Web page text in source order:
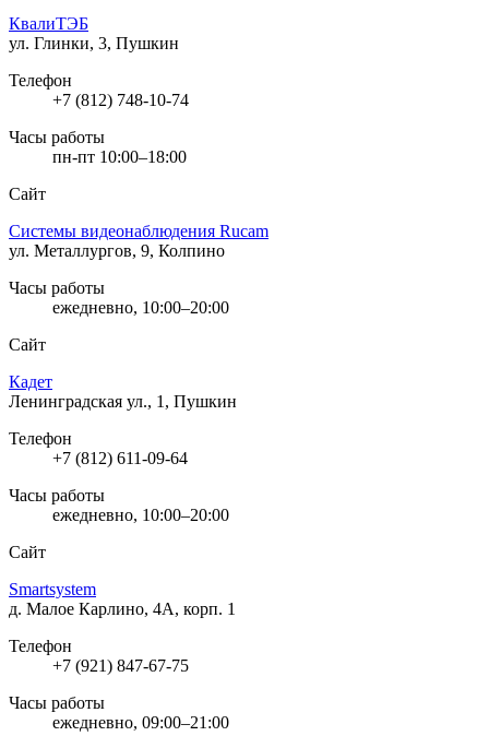
КвалиТЭБ
ул. Глинки, 3, Пушкин
Телефон
+7 (812) 748-10-74
Часы работы
пн-пт 10:00–18:00
Сайт
Системы видеонаблюдения Rucam
ул. Металлургов, 9, Колпино
Часы работы
ежедневно, 10:00–20:00
Сайт
Кадет
Ленинградская ул., 1, Пушкин
Телефон
+7 (812) 611-09-64
Часы работы
ежедневно, 10:00–20:00
Сайт
Smartsystem
д. Малое Карлино, 4А, корп. 1
Телефон
+7 (921) 847-67-75
Часы работы
ежедневно, 09:00–21:00